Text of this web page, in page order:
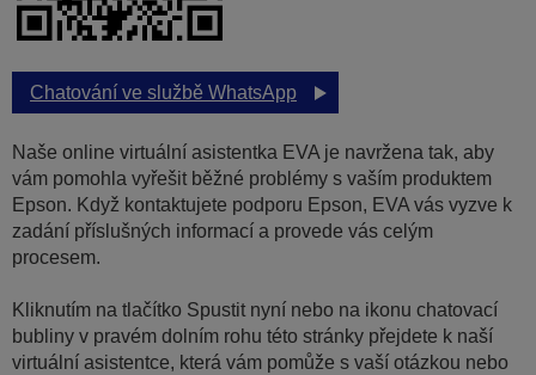
Chatování ve službě WhatsApp
Naše online virtuální asistentka EVA je navržena tak, aby
vám pomohla vyřešit běžné problémy s vaším produktem
Epson. Když kontaktujete podporu Epson, EVA vás vyzve k
zadání příslušných informací a provede vás celým
procesem.
Kliknutím na tlačítko Spustit nyní nebo na ikonu chatovací
bubliny v pravém dolním rohu této stránky přejdete k naší
virtuální asistentce, která vám pomůže s vaší otázkou nebo